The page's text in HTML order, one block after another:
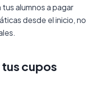
alumnos a pagar
desde el inicio, no
tus cupos